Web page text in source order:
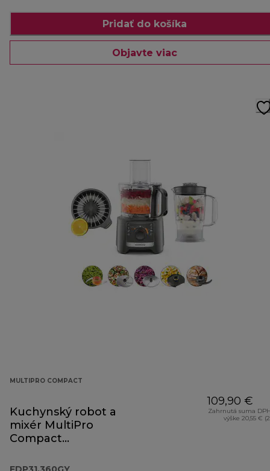
Pridať do košíka
Objavte viac
MULTIPRO COMPACT
Kuchynský robot a
mixér MultiPro
Compact
109,90 €
Zahrnutá suma
výške 20,55 €